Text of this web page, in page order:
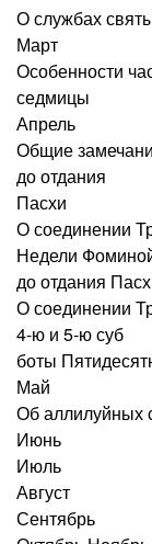
О службах
Март
Особенности
седмицы
Апрель
Общие
до отдания
Пасхи
О соединении
Недели
до отдания
О соединении
4-ю и 5-ю суб­
боты
Май
Об аллилуйных
Июнь
Июль
Август
Сентябрь